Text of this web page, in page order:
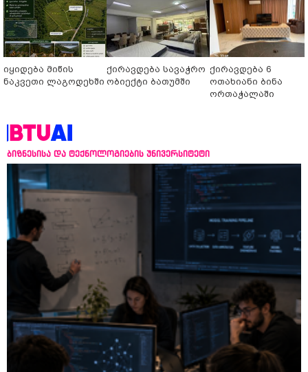
იყიდება მიწის
ნაკვეთი ლაგოდეხში
ქირავდება სავაჭრო
ობიექტი ბათუმში
ქირავდება 6
ოთახიანი ბინა
ორთაჭალაში
ბიზნესისა და ტექნოლოგიების უნივერსიტეტი